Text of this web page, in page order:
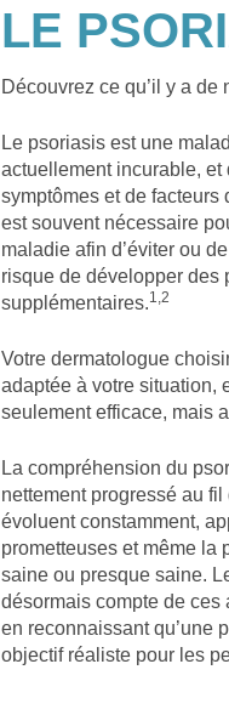
LE
Découvrez ce qu’il y a de
Le psoriasis est une
actuellement incurable, et
symptômes et de facteurs
est souvent nécessaire
maladie afin d’éviter ou
risque de développer des
supplémentaires.1,2
Votre dermatologue
adaptée à votre situation,
seulement efficace, mais
La compréhension du
nettement progressé au
évoluent constamment,
prometteuses et même la
saine ou presque saine.
désormais compte de
en reconnaissant qu’une
objectif réaliste pour les